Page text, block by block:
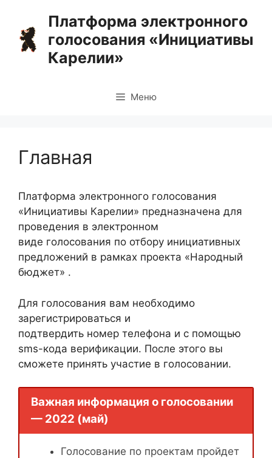
содержимому
Платформа электронного
голосования «Инициативы
Карелии»
Меню
Главная
Платформа электронного голосования
«Инициативы Карелии» предназначена для
проведения в электронном
виде голосования по отбору инициативных
предложений в рамках проекта «Народный
бюджет» .
Для голосования вам необходимо
зарегистрироваться и
подтвердить номер телефона и с помощью
sms-кода верификации. После этого вы
сможете принять участие в голосовании.
Важная информация о голосовании
— 2022 (май)
Голосование по проектам пройдет